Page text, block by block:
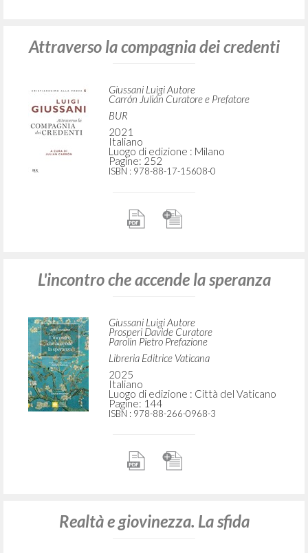
Attraverso la compagnia dei credenti
Giussani Luigi Autore
Carrón Julián Curatore e Prefatore
BUR
2021
Italiano
Luogo di edizione : Milano
Pagine: 252
ISBN : 978-88-17-15608-0
L'incontro che accende la speranza
Giussani Luigi Autore
Prosperi Davide Curatore
Parolin Pietro Prefazione
Libreria Editrice Vaticana
2025
Italiano
Luogo di edizione : Città del Vaticano
Pagine: 144
ISBN : 978-88-266-0968-3
Realtà e giovinezza. La sfida